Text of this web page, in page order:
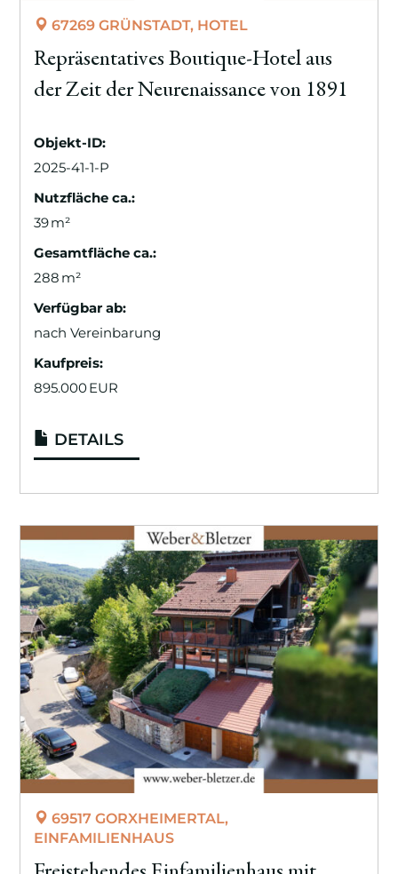
67269 GRÜNSTADT, HOTEL
Repräsentatives Boutique-Hotel aus
der Zeit der Neurenaissance von 1891
Objekt-ID:
2025-41-1-P
Nutzfläche ca.:
39 m²
Gesamtfläche ca.:
288 m²
Verfügbar ab:
nach Vereinbarung
Kaufpreis:
895.000 EUR
DETAILS
69517 GORXHEIMERTAL,
EINFAMILIENHAUS